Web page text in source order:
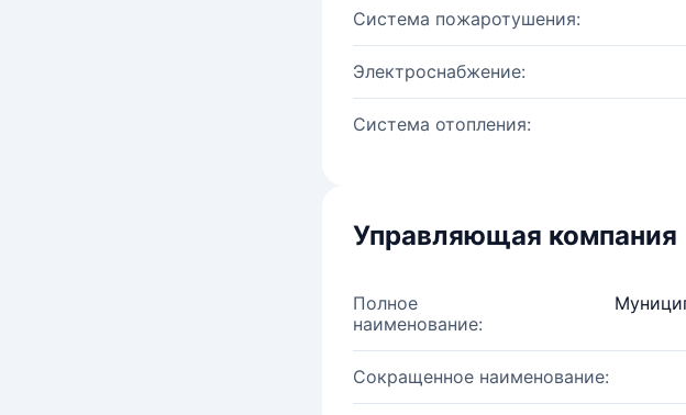
Система пожаротушения:
Электроснабжение:
Система отопления:
Управляющая компания
Полное
наименование:
Сокращенное наименование: